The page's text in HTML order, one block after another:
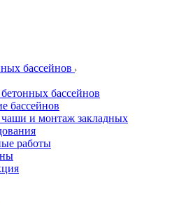
бассейнов
бассейнов
бассейнов
чаши и монтаж закладных
работы